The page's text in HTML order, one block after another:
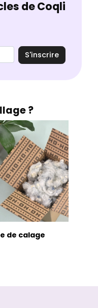
de Coqli
S'inscrire
?
de calage